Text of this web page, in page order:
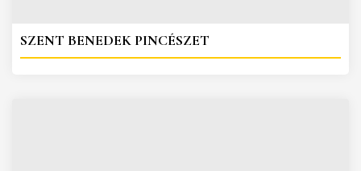
SZENT BENEDEK PINCÉSZET